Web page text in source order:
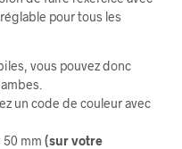
pour tous les
vous pouvez donc
un code de couleur avec
mm (sur votre